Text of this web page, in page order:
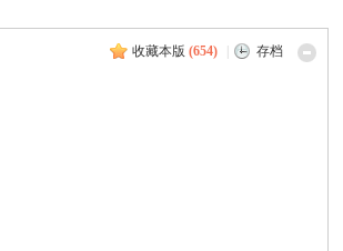
收藏本版 (654) 存档